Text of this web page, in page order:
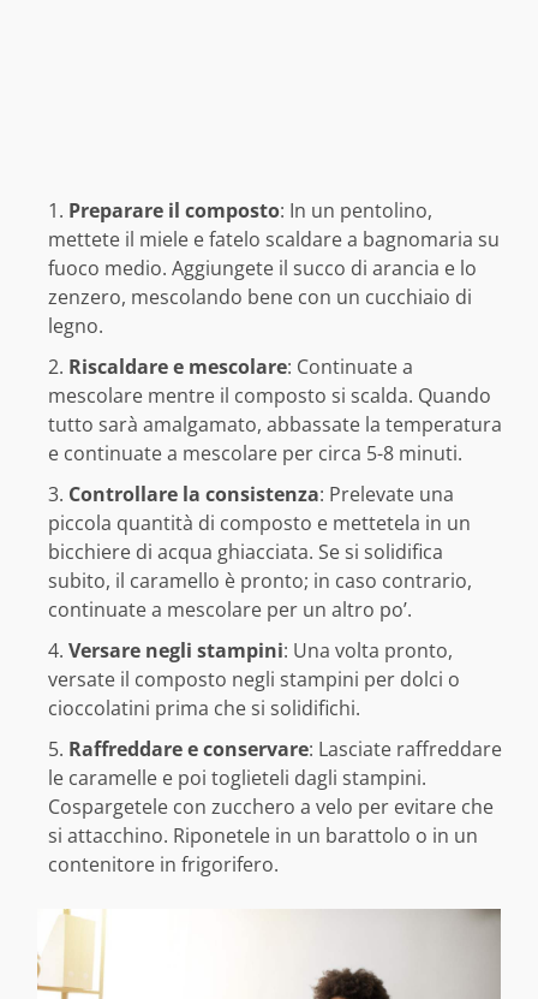
Preparare il composto: In un pentolino,
mettete il miele e fatelo scaldare a bagnomaria su
fuoco medio. Aggiungete il succo di arancia e lo
zenzero, mescolando bene con un cucchiaio di
legno.
Riscaldare e mescolare: Continuate a
mescolare mentre il composto si scalda. Quando
tutto sarà amalgamato, abbassate la temperatura
e continuate a mescolare per circa 5-8 minuti.
Controllare la consistenza: Prelevate una
piccola quantità di composto e mettetela in un
bicchiere di acqua ghiacciata. Se si solidifica
subito, il caramello è pronto; in caso contrario,
continuate a mescolare per un altro po’.
Versare negli stampini: Una volta pronto,
versate il composto negli stampini per dolci o
cioccolatini prima che si solidifichi.
Raffreddare e conservare: Lasciate raffreddare
le caramelle e poi toglieteli dagli stampini.
Cospargetele con zucchero a velo per evitare che
si attacchino. Riponetele in un barattolo o in un
contenitore in frigorifero.